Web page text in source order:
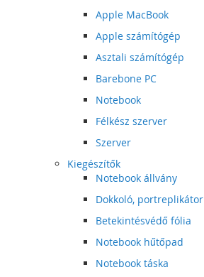
Apple MacBook
Apple számítógép
Asztali számítógép
Barebone PC
Notebook
Félkész szerver
Szerver
Kiegészítők
Notebook állvány
Dokkoló, portreplikátor
Betekintésvédő fólia
Notebook hűtőpad
Notebook táska